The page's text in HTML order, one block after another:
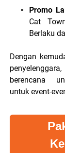
Promo
Cat
Berlaku
Dengan
berencana
untuk event-